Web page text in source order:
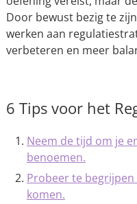
Door bewust bezig te
werken aan
verbeteren en meer
6 Tips voor het
Neem de tijd om je
benoemen.
Probeer te
komen.